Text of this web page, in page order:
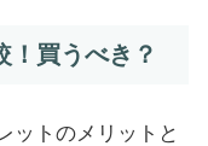
！買うべき？
ットのメリットと